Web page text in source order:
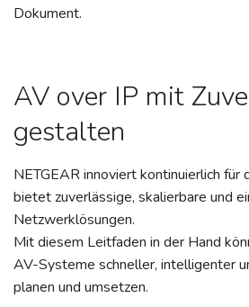
Dokument.
AV over IP mit
gestalten
NETGEAR innoviert kontinuierlich für
bietet zuverlässige, skalierbare und
Netzwerklösungen.
Mit diesem Leitfaden in der Hand
AV-Systeme schneller, intelligenter
planen und umsetzen.